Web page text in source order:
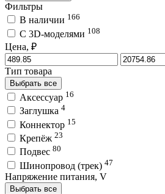
Фильтры
В наличии 166
C 3D-моделями 108
Цена, ₽
Тип товара
Выбрать все
Аксессуар 16
Заглушка 4
Коннектор 15
Крепёж 23
Подвес 80
Шинопровод (трек) 47
Напряжение питания, V
Выбрать все